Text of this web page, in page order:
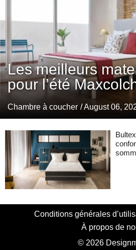
Les meilleurs
pour l’été
Chambre à coucher / August 06,
Conditions générales
À propos de
© 2026